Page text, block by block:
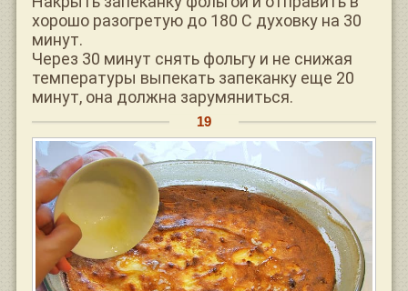
хорошо разогретую до 180 С духовку на 30
минут.
Через 30 минут снять фольгу и не снижая
температуры выпекать запеканку еще 20
минут, она должна зарумяниться.